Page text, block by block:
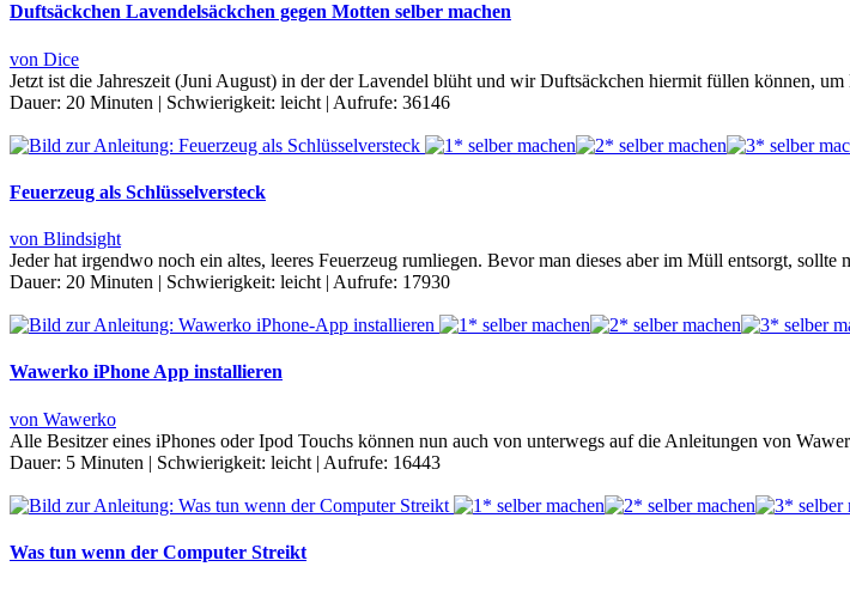
Duftsäckchen Lavendelsäckchen gegen Motten selber machen
von Dice
Jetzt ist die Jahreszeit (Juni August) in der der Lavendel blüht und wir Duftsäckchen hiermit füllen können,
Dauer: 20 Minuten | Schwierigkeit: leicht | Aufrufe: 36146
Feuerzeug als Schlüsselversteck
von Blindsight
Jeder hat irgendwo noch ein altes, leeres Feuerzeug rumliegen. Bevor man dieses aber im Müll entsorgt, sollte
Dauer: 20 Minuten | Schwierigkeit: leicht | Aufrufe: 17930
Wawerko iPhone App installieren
von Wawerko
Alle Besitzer eines iPhones oder Ipod Touchs können nun auch von unterwegs auf die Anleitungen von
Dauer: 5 Minuten | Schwierigkeit: leicht | Aufrufe: 16443
Was tun wenn der Computer Streikt